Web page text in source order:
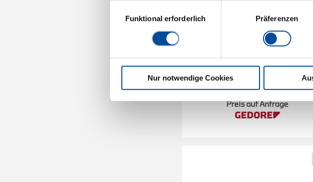
Funktional erforderlich
Präferenzen
Nur notwendige Cookies
Display 12x Multi-
R28009212
Preis auf Anfrage